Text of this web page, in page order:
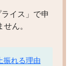
イス」で申
ん。
振れる理由